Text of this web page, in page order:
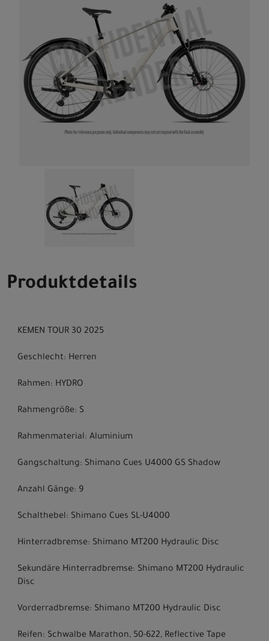
Produktdetails
KEMEN TOUR 30 2025
Geschlecht: Herren
Rahmen: HYDRO
Rahmengröße: S
Rahmenmaterial: Aluminium
Gangschaltung: Shimano Cues U4000 GS Shadow
Anzahl Gänge: 9
Schalthebel: Shimano Cues SL-U4000
Hinterradbremse: Shimano MT200 Hydraulic Disc
Sekundäre Hinterradbremse: Shimano MT200 Hydraulic
Disc
Vorderradbremse: Shimano MT200 Hydraulic Disc
Reifen: Schwalbe Marathon, 50-622, Reflective Tape